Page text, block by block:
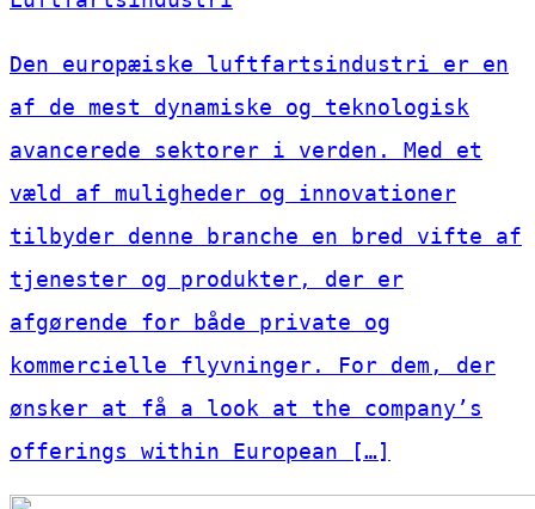
Den europæiske luftfartsindustri er en
af de mest dynamiske og teknologisk
avancerede sektorer i verden. Med et
væld af muligheder og innovationer
tilbyder denne branche en bred vifte af
tjenester og produkter, der er
afgørende for både private og
kommercielle flyvninger. For dem, der
ønsker at få a look at the company’s
offerings within European […]